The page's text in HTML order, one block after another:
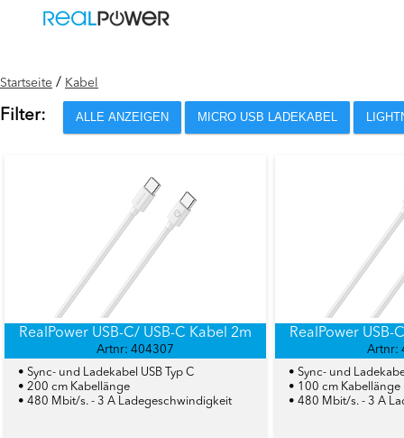
Startseite / Kabel
Filter: ALLE ANZEIGEN MICRO USB LADEKABEL
RealPower USB-
Artnr:
• Sync- und
• 100 cm Kabellänge
• 480 Mbit/s. - 3 A
RealPower USB-C/ USB-C Kabel 2m
Artnr: 404307
• Sync- und Ladekabel USB Typ C
• 200 cm Kabellänge
• 480 Mbit/s. - 3 A Ladegeschwindigkeit